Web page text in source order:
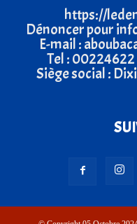
https://
Dénoncer pour
E-mail :
Tel : 00224622
Siège social :